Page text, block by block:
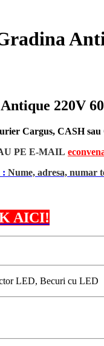
220V
Cargus, CASH
PE E-MAIL
: Nume, adresa, numar
AICI!
LED, Becuri cu LED